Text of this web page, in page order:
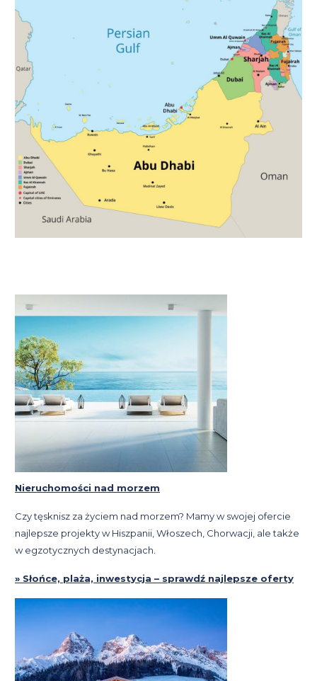
Nieruchomości nad morzem
Czy tęsknisz za życiem nad morzem? Mamy w swojej ofercie
najlepsze projekty w Hiszpanii, Włoszech, Chorwacji, ale także
w egzotycznych destynacjach.
» Słońce, plaża, inwestycja – sprawdź najlepsze oferty